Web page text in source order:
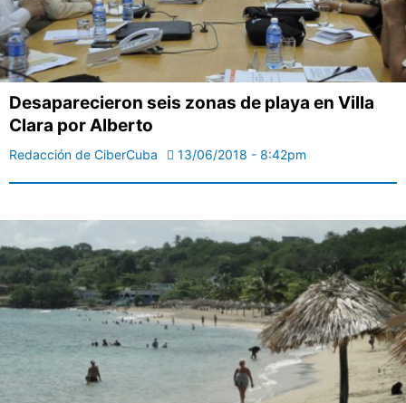
Desaparecieron seis zonas de playa en Villa
Clara por Alberto
Redacción de CiberCuba 13/06/2018 - 8:42pm